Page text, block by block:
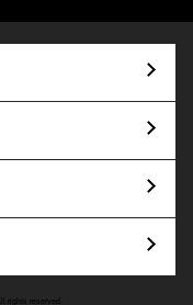
rights reserved.